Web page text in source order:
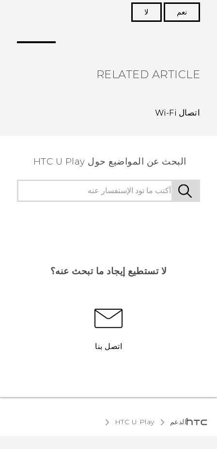
نعم
لا
RELATED ARTICLE
اتصال Wi‍-Fi
البحث عن المواضيع حول HTC U Play
لا تستطيع إيجاد ما تبحث عنه؟
اتصل بنا
الدعم HTC U Play‎